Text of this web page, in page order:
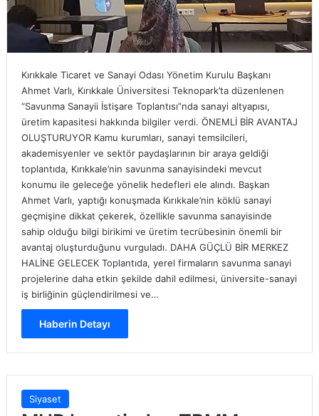
Kırıkkale Ticaret ve Sanayi Odası Yönetim Kurulu Başkanı
Ahmet Varlı, Kırıkkale Üniversitesi Teknopark’ta düzenlenen
“Savunma Sanayii İstişare Toplantısı”nda sanayi altyapısı,
üretim kapasitesi hakkında bilgiler verdi. ÖNEMLİ BİR AVANTAJ
OLUŞTURUYOR Kamu kurumları, sanayi temsilcileri,
akademisyenler ve sektör paydaşlarının bir araya geldiği
toplantıda, Kırıkkale’nin savunma sanayisindeki mevcut
konumu ile geleceğe yönelik hedefleri ele alındı. Başkan
Ahmet Varlı, yaptığı konuşmada Kırıkkale’nin köklü sanayi
geçmişine dikkat çekerek, özellikle savunma sanayisinde
sahip olduğu bilgi birikimi ve üretim tecrübesinin önemli bir
avantaj oluşturduğunu vurguladı. DAHA GÜÇLÜ BİR MERKEZ
HALİNE GELECEK Toplantıda, yerel firmaların savunma sanayi
projelerine daha etkin şekilde dahil edilmesi, üniversite-sanayi
iş birliğinin güçlendirilmesi ve…
Haberin Detayı
Siyaset